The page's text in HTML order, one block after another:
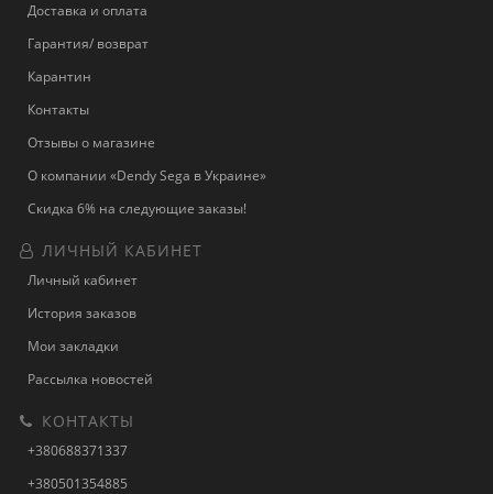
Доставка и оплата
Гарантия/ возврат
Карантин
Контакты
Отзывы о магазине
О компании «Dendy Sega в Украине»
Скидка 6% на следующие заказы!
ЛИЧНЫЙ КАБИНЕТ
Личный кабинет
История заказов
Мои закладки
Рассылка новостей
КОНТАКТЫ
+380688371337
+380501354885